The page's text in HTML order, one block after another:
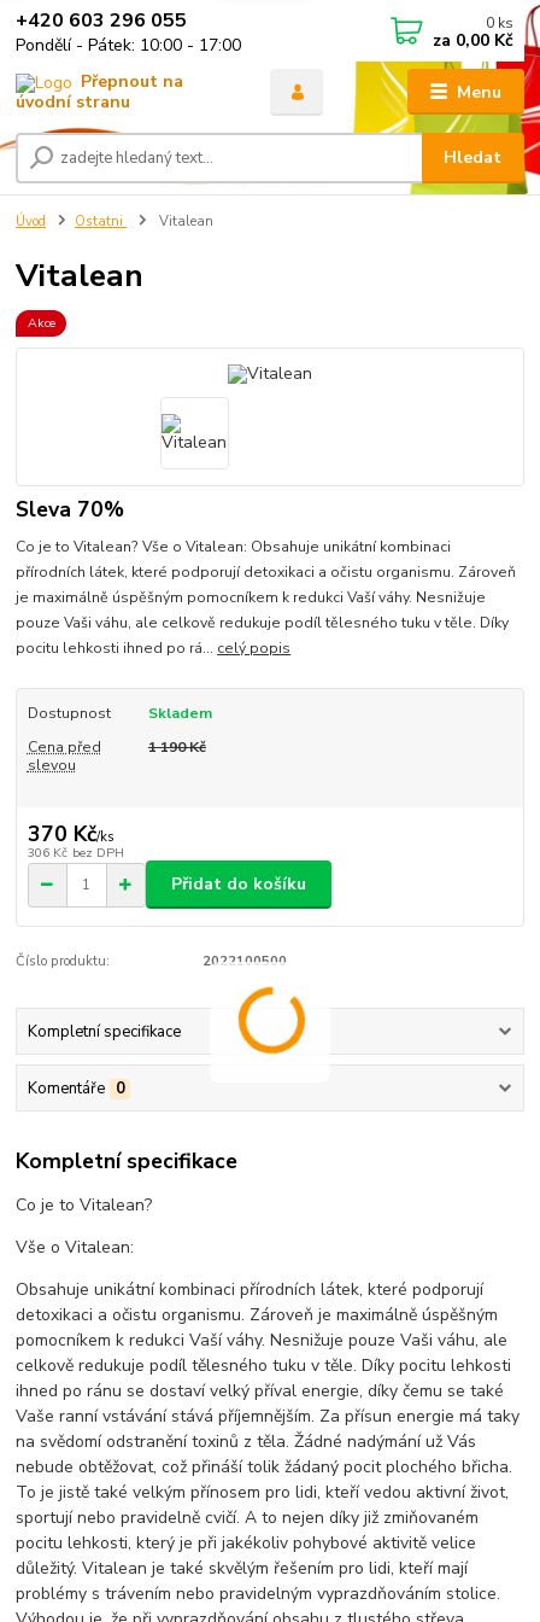
Menu
Hledat
+420 603 296 055
Pondělí - Pátek: 10:00 - 17:00
0 ks
za 0,00 Kč
Úvod Ostatni Vitalean
Vitalean
Akce
Sleva 70%
Co je to Vitalean? Vše o Vitalean: Obsahuje unikátní kombinaci
přírodních látek, které podporují detoxikaci a očistu organismu. Zároveň
je maximálně úspěšným pomocníkem k redukci Vaší váhy. Nesnižuje
pouze Vaši váhu, ale celkově redukuje podíl tělesného tuku v těle. Díky
pocitu lehkosti ihned po rá... celý popis
Dostupnost
Skladem
Cena před
slevou
1 190 Kč
370 Kč/ks
306 Kč bez DPH
Přidat do košíku
Číslo produktu: 2022100500
Kompletní specifikace
Komentáře 0
Kompletní specifikace
Co je to Vitalean?
Vše o Vitalean:
Obsahuje unikátní kombinaci přírodních látek, které podporují
detoxikaci a očistu organismu. Zároveň je maximálně úspěšným
pomocníkem k redukci Vaší váhy. Nesnižuje pouze Vaši váhu, ale
celkově redukuje podíl tělesného tuku v těle. Díky pocitu lehkosti
ihned po ránu se dostaví velký příval energie, díky čemu se také
Vaše ranní vstávání stává příjemnějším. Za přísun energie má taky
na svědomí odstranění toxinů z těla. Žádné nadýmání už Vás
nebude obtěžovat, což přináší tolik žádaný pocit plochého břicha.
To je jistě také velkým přínosem pro lidi, kteří vedou aktivní život,
sportují nebo pravidelně cvičí. A to nejen díky již zmiňovaném
pocitu lehkosti, který je při jakékoliv pohybové aktivitě velice
důležitý. Vitalean je také skvělým řešením pro lidi, kteří mají
problémy s trávením nebo pravidelným vyprazdňováním stolice.